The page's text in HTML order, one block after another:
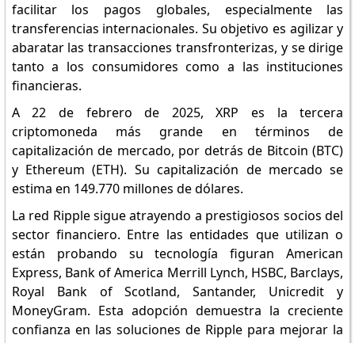
facilitar los pagos globales, especialmente las
transferencias internacionales. Su objetivo es agilizar y
abaratar las transacciones transfronterizas, y se dirige
tanto a los consumidores como a las instituciones
financieras.
A 22 de febrero de 2025, XRP es la tercera
criptomoneda más grande en términos de
capitalización de mercado, por detrás de Bitcoin (BTC)
y Ethereum (ETH). Su capitalización de mercado se
estima en 149.770 millones de dólares.
La red Ripple sigue atrayendo a prestigiosos socios del
sector financiero. Entre las entidades que utilizan o
están probando su tecnología figuran American
Express, Bank of America Merrill Lynch, HSBC, Barclays,
Royal Bank of Scotland, Santander, Unicredit y
MoneyGram. Esta adopción demuestra la creciente
confianza en las soluciones de Ripple para mejorar la